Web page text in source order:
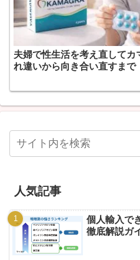
夫婦で性生活を考え直して
れ違いから向き合い直すまで
人気記事
個人輸入で
徹底解説ガ